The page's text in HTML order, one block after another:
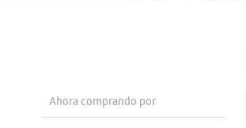
Ahora comprando por